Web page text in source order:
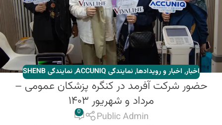
اخبار, اخبار و رویدادها,نمایندگی ACCUNIQ ,نمایندگی SHENB
حضور شرکت آفرمد در کنگره پزشکان عمومی –
مرداد و شهریور ۱۴۰۳
Public Admin
0